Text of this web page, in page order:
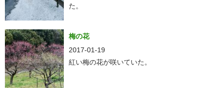
た。
梅の花
2017-01-19
紅い梅の花が咲いていた。